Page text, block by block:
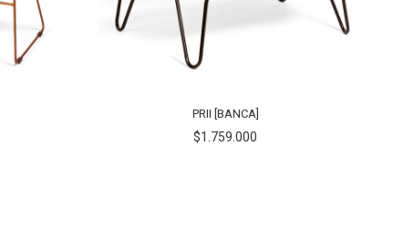
PRII [BANCA]
$1.759.000